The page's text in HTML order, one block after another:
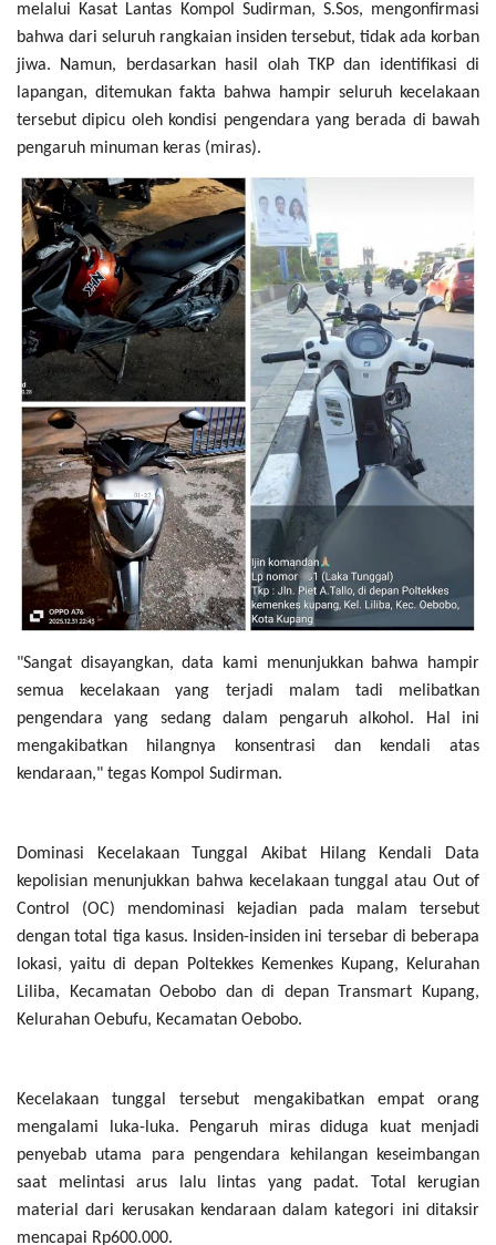
melalui Kasat Lantas Kompol Sudirman, S.Sos, mengonfirmasi
bahwa dari seluruh rangkaian insiden tersebut, tidak ada korban
jiwa. Namun, berdasarkan hasil olah TKP dan identifikasi di
lapangan, ditemukan fakta bahwa hampir seluruh kecelakaan
tersebut dipicu oleh kondisi pengendara yang berada di bawah
pengaruh minuman keras (miras).
"Sangat disayangkan, data kami menunjukkan bahwa hampir
semua kecelakaan yang terjadi malam tadi melibatkan
pengendara yang sedang dalam pengaruh alkohol. Hal ini
mengakibatkan hilangnya konsentrasi dan kendali atas
kendaraan," tegas Kompol Sudirman.
Dominasi Kecelakaan Tunggal Akibat Hilang Kendali Data
kepolisian menunjukkan bahwa kecelakaan tunggal atau Out of
Control (OC) mendominasi kejadian pada malam tersebut
dengan total tiga kasus. Insiden-insiden ini tersebar di beberapa
lokasi, yaitu di depan Poltekkes Kemenkes Kupang, Kelurahan
Liliba, Kecamatan Oebobo dan di depan Transmart Kupang,
Kelurahan Oebufu, Kecamatan Oebobo.
Kecelakaan tunggal tersebut mengakibatkan empat orang
mengalami luka-luka. Pengaruh miras diduga kuat menjadi
penyebab utama para pengendara kehilangan keseimbangan
saat melintasi arus lalu lintas yang padat. Total kerugian
material dari kerusakan kendaraan dalam kategori ini ditaksir
mencapai Rp600.000.